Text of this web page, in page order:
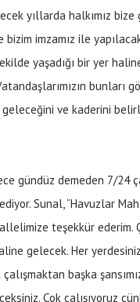
yıllarda halkımız
imzamız ile
yaşadığı bir yer
bunları
ve kaderini
gündüz demeden 7/24
Sunal, “Havuzlar
teşekkür ederim.
gelecek. Her
başka
Çok çalışıyoruz